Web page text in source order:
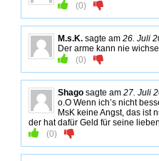
(0)
M.s.K. sagte am 26. Juli
Der arme kann nie
(0)
Shago sagte am 27. Juli
o.O Wenn ich’s nicht
MsK keine Angst, das ist
der hat dafür Geld für seine
(0)